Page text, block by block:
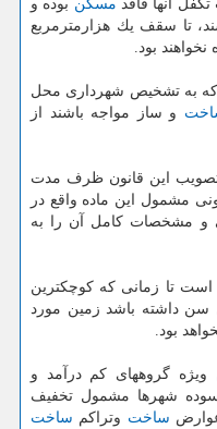
مسكن بوده و
تا سقف یك هزارمترمربع
بود.
كه به تشخیص شهرداری محل
و ساز مواجه باشند از
تصویب این قانون ظرف مدت
مشمول این ماده واقع در
و مشخصات كامل آن را به
است تا زمانی كه كوچكترین
سن داشته باشد زمین مورد
بود.
ویژه گروههای كم درآمد و
شهرها مشمول تخفیف
ساخت وتراكم ساخت